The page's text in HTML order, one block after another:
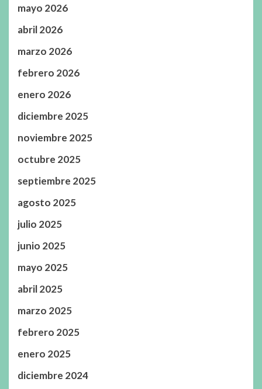
mayo 2026
abril 2026
marzo 2026
febrero 2026
enero 2026
diciembre 2025
noviembre 2025
octubre 2025
septiembre 2025
agosto 2025
julio 2025
junio 2025
mayo 2025
abril 2025
marzo 2025
febrero 2025
enero 2025
diciembre 2024